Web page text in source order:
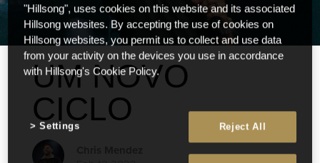
UM NOVO
CICLO
"Hillsong", uses cookies on this website and its associated
Hillsong websites. By accepting the use of cookies on
Hillsong websites, you permit us to collect and use data
from your activity on the devices you use in accordance
with Hillsong's Cookie Policy.
Reject All
Settings